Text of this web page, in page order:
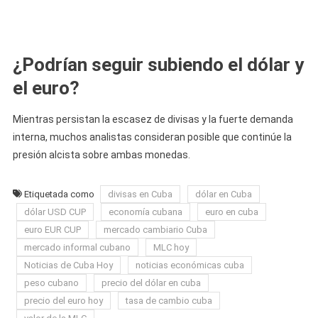
¿Podrían seguir subiendo el dólar y
el euro?
Mientras persistan la escasez de divisas y la fuerte demanda
interna, muchos analistas consideran posible que continúe la
presión alcista sobre ambas monedas.
Etiquetada como divisas en Cuba
dólar en Cuba
dólar USD CUP
economía cubana
euro en cuba
euro EUR CUP
mercado cambiario Cuba
mercado informal cubano
MLC hoy
Noticias de Cuba Hoy
noticias económicas cuba
peso cubano
precio del dólar en cuba
precio del euro hoy
tasa de cambio cuba